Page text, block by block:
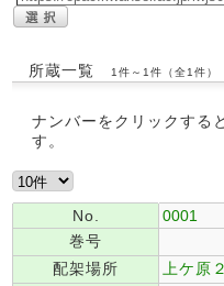
所蔵一覧 1件～1件（全1件）
ナンバーをクリックする
す。
No.
0001
巻号
配架場所
上ケ原